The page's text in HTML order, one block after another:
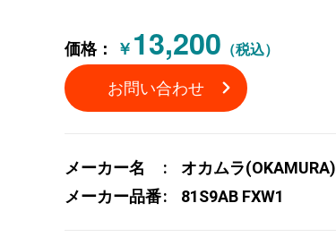
価格： ￥ 13,200 （税込）
お問い合わせ
メーカー名
オカムラ(OKAMURA)
メーカー品番
81S9AB FXW1